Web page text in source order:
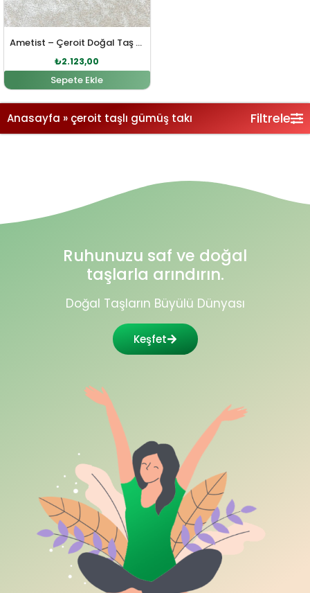
Ametist – Çeroit Doğal Taş Gümüş Bileklik
₺2.123,00
Sepete Ekle
Anasayfa » çeroit taşlı gümüş takı Filtrele
Ruhunuzu saf ve doğal
taşlarla arındırın.
Doğal Taşların Büyülü Dünyası
Keşfet